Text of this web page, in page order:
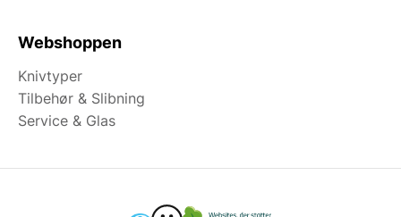
Webshoppen
Knivtyper
Tilbehør & Slibning
Service & Glas